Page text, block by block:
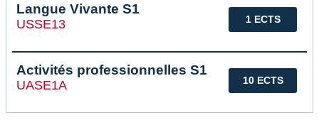
1 ECTS
Langue Vivante S1
USSE13
10 ECTS
Activités professionnelles S1
UASE1A